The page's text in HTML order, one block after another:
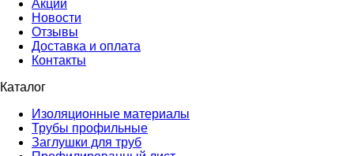
Акции
Новости
Отзывы
Доставка и оплата
Контакты
Каталог
Изоляционные материалы
Трубы профильные
Заглушки для труб